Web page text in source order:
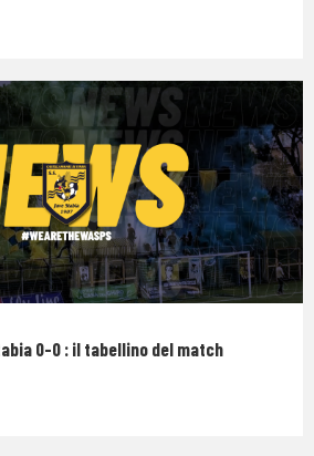
0-0 : il tabellino del match